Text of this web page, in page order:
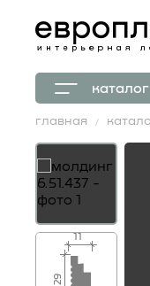
каталог
главная
11
29